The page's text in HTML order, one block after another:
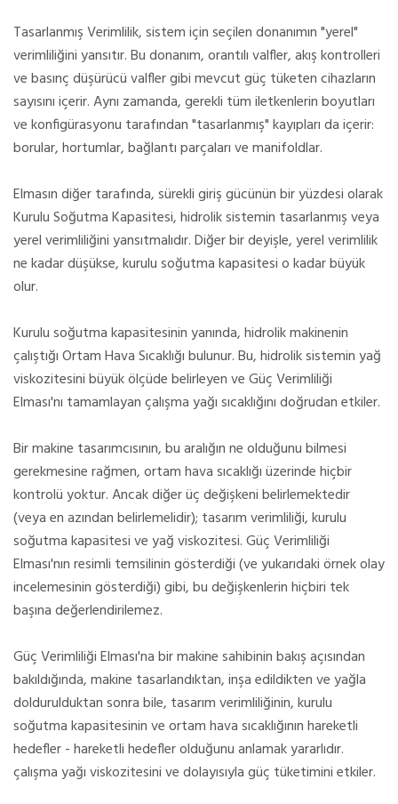
Tasarlanmış Verimlilik, sistem için seçilen donanımın "yerel"
verimliliğini yansıtır. Bu donanım, orantılı valfler, akış kontrolleri
ve basınç düşürücü valfler gibi mevcut güç tüketen cihazların
sayısını içerir. Aynı zamanda, gerekli tüm iletkenlerin boyutları
ve konfigürasyonu tarafından "tasarlanmış" kayıpları da içerir:
borular, hortumlar, bağlantı parçaları ve manifoldlar.
Elmasın diğer tarafında, sürekli giriş gücünün bir yüzdesi olarak
Kurulu Soğutma Kapasitesi, hidrolik sistemin tasarlanmış veya
yerel verimliliğini yansıtmalıdır. Diğer bir deyişle, yerel verimlilik
ne kadar düşükse, kurulu soğutma kapasitesi o kadar büyük
olur.
Kurulu soğutma kapasitesinin yanında, hidrolik makinenin
çalıştığı Ortam Hava Sıcaklığı bulunur. Bu, hidrolik sistemin yağ
viskozitesini büyük ölçüde belirleyen ve Güç Verimliliği
Elması'nı tamamlayan çalışma yağı sıcaklığını doğrudan etkiler.
Bir makine tasarımcısının, bu aralığın ne olduğunu bilmesi
gerekmesine rağmen, ortam hava sıcaklığı üzerinde hiçbir
kontrolü yoktur. Ancak diğer üç değişkeni belirlemektedir
(veya en azından belirlemelidir); tasarım verimliliği, kurulu
soğutma kapasitesi ve yağ viskozitesi. Güç Verimliliği
Elması'nın resimli temsilinin gösterdiği (ve yukarıdaki örnek olay
incelemesinin gösterdiği) gibi, bu değişkenlerin hiçbiri tek
başına değerlendirilemez.
Güç Verimliliği Elması'na bir makine sahibinin bakış açısından
bakıldığında, makine tasarlandıktan, inşa edildikten ve yağla
doldurulduktan sonra bile, tasarım verimliliğinin, kurulu
soğutma kapasitesinin ve ortam hava sıcaklığının hareketli
hedefler - hareketli hedefler olduğunu anlamak yararlıdır.
çalışma yağı viskozitesini ve dolayısıyla güç tüketimini etkiler.